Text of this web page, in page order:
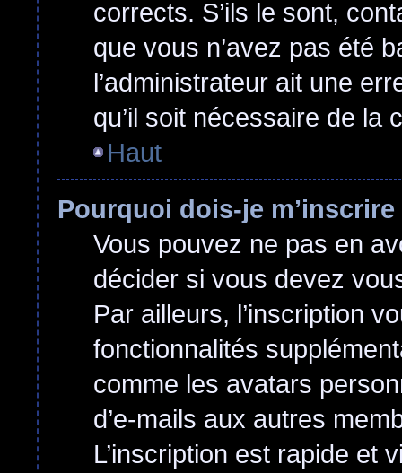
corrects. S’ils le sont,
que vous n’avez pas été
l’administrateur ait une
qu’il soit nécessaire de la
Haut
Pourquoi dois-je
Vous pouvez ne pas en
décider si vous devez
Par ailleurs, l’inscription
fonctionnalités
comme les avatars
d’e-mails aux autres
L’inscription est rapide et